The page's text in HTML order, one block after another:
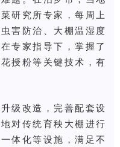
研究所专家，每周上
害防治、大棚温湿度
专家指导下，掌握了
授粉等关键技术，有
级改造，完善配套设
对传统育秧大棚进行
体化等设施，满足不